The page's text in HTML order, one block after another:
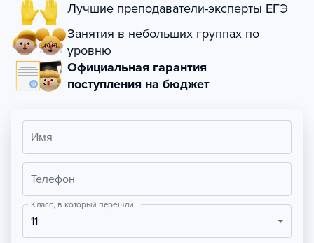
Лучшие преподаватели-эксперты ЕГЭ
Занятия в небольших группах по
уровню
Официальная гарантия
поступления на бюджет
Имя
Телефон
Класс, в который перешли
11